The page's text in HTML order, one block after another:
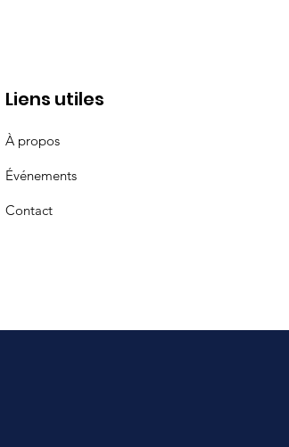
Liens utiles
À propos
Événements
Contact